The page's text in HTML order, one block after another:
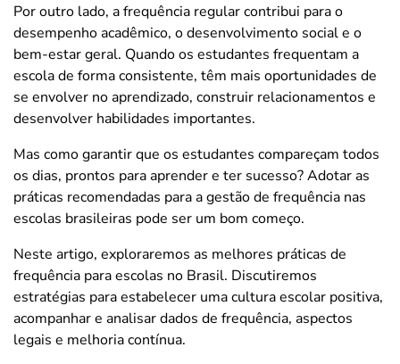
Por outro lado, a frequência regular contribui para o
desempenho acadêmico, o desenvolvimento social e o
bem-estar geral. Quando os estudantes frequentam a
escola de forma consistente, têm mais oportunidades de
se envolver no aprendizado, construir relacionamentos e
desenvolver habilidades importantes.
Mas como garantir que os estudantes compareçam todos
os dias, prontos para aprender e ter sucesso? Adotar as
práticas recomendadas para a gestão de frequência nas
escolas brasileiras pode ser um bom começo.
Neste artigo, exploraremos as melhores práticas de
frequência para escolas no Brasil. Discutiremos
estratégias para estabelecer uma cultura escolar positiva,
acompanhar e analisar dados de frequência, aspectos
legais e melhoria contínua.